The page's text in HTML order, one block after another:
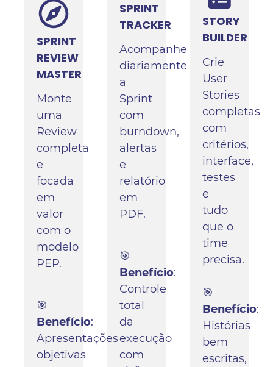
SPRINT
REVIEW
MASTER
Monte
uma
Review
completa
e
focada
em
valor
com o
modelo
PEP.
🎯
Benefício:
Apresentações
objetivas
SPRINT
TRACKER
Acompanhe
diariamente
a
Sprint
com
burndown,
alertas
e
relatório
em
PDF.
🎯
Benefício:
Controle
total
da
execução
com
STORY
BUILDER
Crie
User
Stories
completas
com
critérios,
interface,
testes
e
tudo
que o
time
precisa.
🎯
Benefício:
Histórias
bem
escritas,